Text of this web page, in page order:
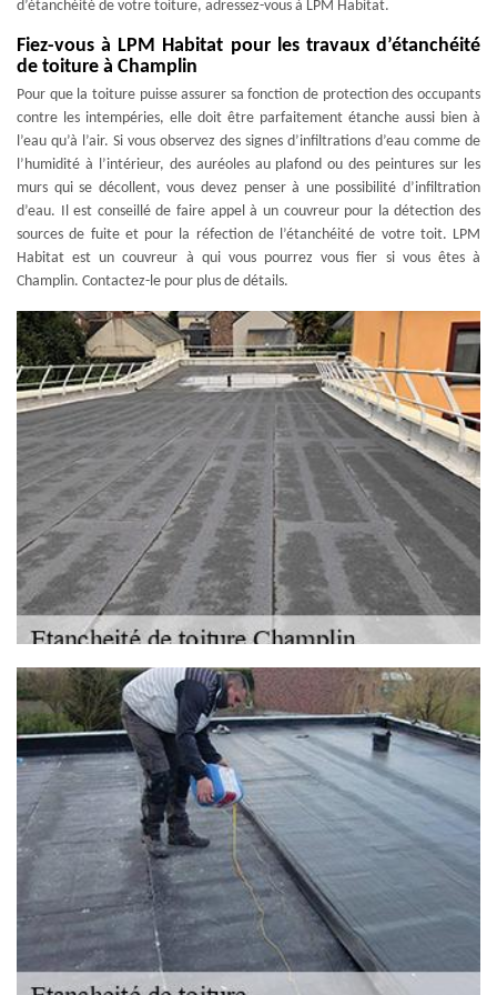
d’étanchéité de votre toiture, adressez-vous à LPM Habitat.
Fiez-vous à LPM Habitat pour les travaux d’étanchéité
de toiture à Champlin
Pour que la toiture puisse assurer sa fonction de protection des occupants
contre les intempéries, elle doit être parfaitement étanche aussi bien à
l’eau qu’à l’air. Si vous observez des signes d’infiltrations d’eau comme de
l’humidité à l’intérieur, des auréoles au plafond ou des peintures sur les
murs qui se décollent, vous devez penser à une possibilité d’infiltration
d’eau. Il est conseillé de faire appel à un couvreur pour la détection des
sources de fuite et pour la réfection de l’étanchéité de votre toit. LPM
Habitat est un couvreur à qui vous pourrez vous fier si vous êtes à
Champlin. Contactez-le pour plus de détails.